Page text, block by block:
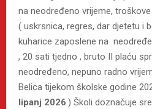
na neodređeno vrijeme,
( uskrsnica, regres, dar djetetu i
kuharice zaposlene na
, 20 sati tjedno , bruto II plaću
neodređeno, nepuno radno
Belica tijekom školske godine
lipanj 2026.) Školi doznačuje